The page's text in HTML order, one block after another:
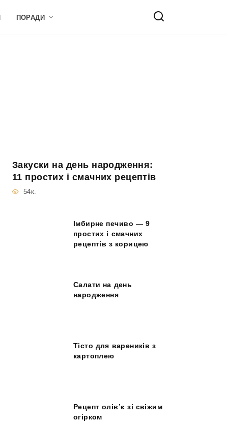
ПОРАДИ
Закуски на день народження:
11 простих і смачних рецептів
54к.
Імбирне печиво — 9
простих і смачних
рецептів з корицею
Салати на день
народження
Тісто для вареників з
картоплею
Рецепт олів’є зі свіжим
огірком